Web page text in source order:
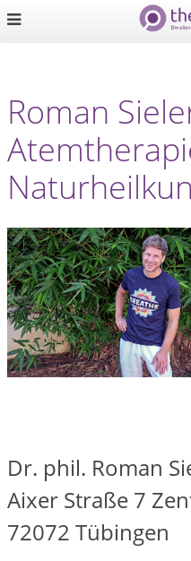
Roman
Dr. phil. Roman
Aixer Straße 7
72072 Tübingen